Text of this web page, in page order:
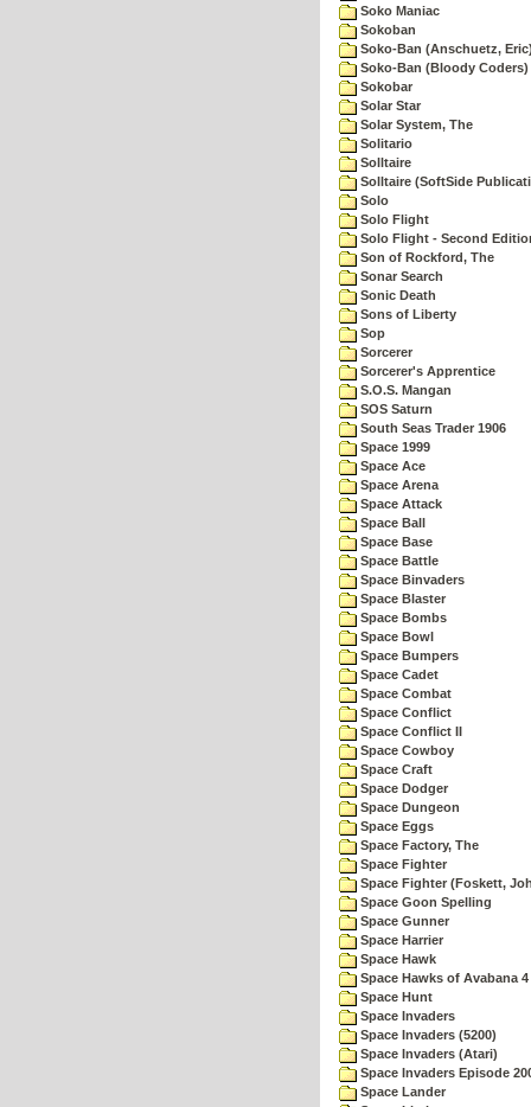
Soko Maniac
Sokoban
Soko-Ban (Anschuetz,
Soko-Ban (Bloody Coders)
Sokobar
Solar Star
Solar System, The
Solitario
Solltaire
Solltaire (SoftSide
Solo
Solo Flight
Solo Flight - Second
Son of Rockford, The
Sonar Search
Sonic Death
Sons of Liberty
Sop
Sorcerer
Sorcerer's Apprentice
S.O.S. Mangan
SOS Saturn
South Seas Trader 1906
Space 1999
Space Ace
Space Arena
Space Attack
Space Ball
Space Base
Space Battle
Space Binvaders
Space Blaster
Space Bombs
Space Bowl
Space Bumpers
Space Cadet
Space Combat
Space Conflict
Space Conflict II
Space Cowboy
Space Craft
Space Dodger
Space Dungeon
Space Eggs
Space Factory, The
Space Fighter
Space Fighter (Foskett,
Space Goon Spelling
Space Gunner
Space Harrier
Space Hawk
Space Hawks of Avabana 4
Space Hunt
Space Invaders
Space Invaders (5200)
Space Invaders (Atari)
Space Invaders Episode
Space Lander